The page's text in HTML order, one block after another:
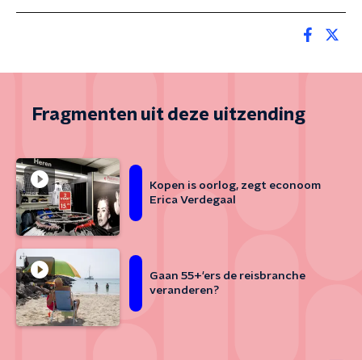
Fragmenten uit deze uitzending
Kopen is oorlog, zegt econoom
Erica Verdegaal
Gaan 55+'ers de reisbranche
veranderen?